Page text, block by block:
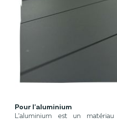
Pour l'aluminium
L’aluminium est un